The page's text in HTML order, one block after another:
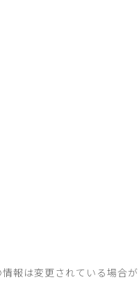
報は変更されている場合が